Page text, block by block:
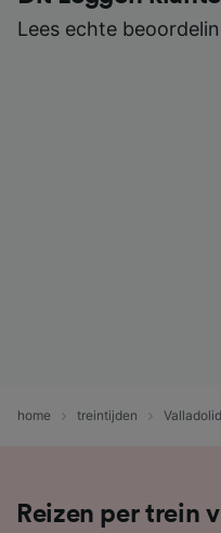
Lees echte
home treintijden
Reizen per trein